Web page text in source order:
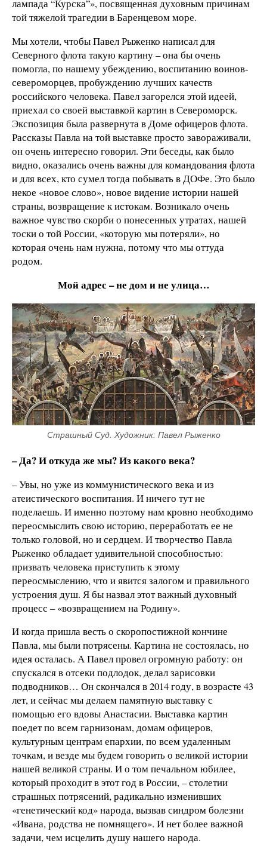
лампада “Курска”», посвященная духовным причинам
той тяжелой трагедии в Баренцевом море.
Мы хотели, чтобы Павел Рыженко написал для
Северного флота такую картину – она бы очень
помогла, по нашему убеждению, воспитанию воинов-
североморцев, пробуждению лучших качеств
российского человека. Павел загорелся этой идеей,
приехал со своей выставкой картин в Североморск.
Экспозиция была развернута в Доме офицеров флота.
Рассказы Павла на той выставке просто завораживали,
он очень интересно говорил. Эти беседы, как было
видно, оказались очень важны для командования флота
и для всех, кто сумел тогда побывать в ДОФе. Это было
некое «новое слово», новое видение истории нашей
страны, возвращение к истокам. Возникало очень
важное чувство скорби о понесенных утратах, нашей
тоски о той России, «которую мы потеряли», но
которая очень нам нужна, потому что мы оттуда
родом.
Мой адрес – не дом и не улица…
Страшный Суд. Художник: Павел Рыженко
– Да? И откуда же мы? Из какого века?
– Увы, но уже из коммунистического века и из
атеистического воспитания. И ничего тут не
поделаешь. И именно поэтому нам кровно необходимо
переосмыслить свою историю, переработать ее не
только головой, но и сердцем. И творчество Павла
Рыженко обладает удивительной способностью:
призвать человека приступить к этому
переосмыслению, что и явится залогом и правильного
устроения душ. Я бы назвал этот важный духовный
процесс – «возвращением на Родину».
И когда пришла весть о скоропостижной кончине
Павла, мы были потрясены. Картина не состоялась, но
идея осталась. А Павел провел огромную работу: он
спускался в отсеки подлодок, делал зарисовки
подводников… Он скончался в 2014 году, в возрасте 43
лет, и сейчас мы делаем памятную выставку с
помощью его вдовы Анастасии. Выставка картин
поедет по всем гарнизонам, домам офицеров,
культурным центрам епархии, по всем удаленным
точкам, и везде мы будем говорить о великой истории
нашей великой страны. И о том печальном юбилее,
который проходит в этот год в России, – столетии
страшных потрясений, радикально изменивших
«генетический код» народа, вызвав синдром болезни
«Ивана, родства не помнящего». И нет более важной
задачи, чем исцелить душу нашего народа.